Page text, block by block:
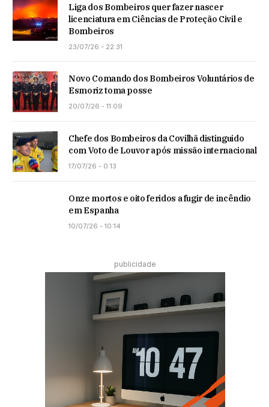
Liga dos Bombeiros quer fazer nascer
licenciatura em Ciências de Proteção Civil e
Bombeiros
23/07/26 - 22:31
Novo Comando dos Bombeiros Voluntários de
Esmoriz toma posse
20/07/26 - 11:09
Chefe dos Bombeiros da Covilhã distinguido
com Voto de Louvor após missão internacional
17/07/26 - 0:13
Onze mortos e oito feridos a fugir de incêndio
em Espanha
10/07/26 - 10:14
publicidade